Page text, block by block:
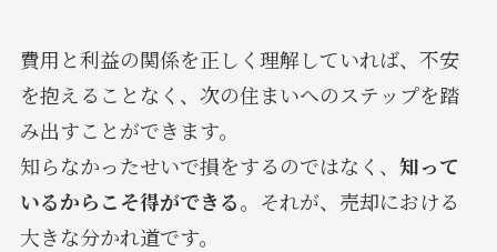
費用と利益の関係を正しく理解していれば、不安
を抱えることなく、次の住まいへのステップを踏
み出すことができます。
知らなかったせいで損をするのではなく、 知って
いるからこそ得ができる。それが、売却における
大きな分かれ道です。